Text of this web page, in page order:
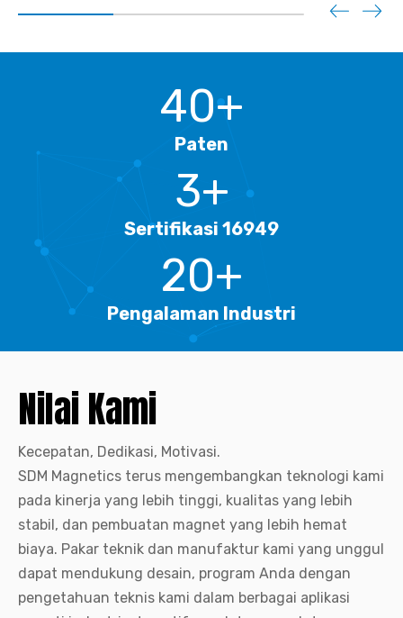
40+
Paten
3+
Sertifikasi 16949
20+
Pengalaman Industri
Nilai Kami
Kecepatan, Dedikasi, Motivasi.
SDM Magnetics terus mengembangkan teknologi kami
pada kinerja yang lebih tinggi, kualitas yang lebih
stabil, dan pembuatan magnet yang lebih hemat
biaya. Pakar teknik dan manufaktur kami yang unggul
dapat mendukung desain, program Anda dengan
pengetahuan teknis kami dalam berbagai aplikasi